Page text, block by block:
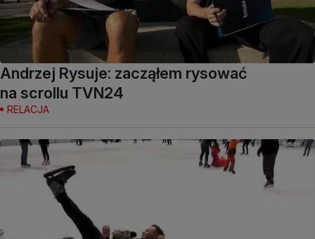
Andrzej Rysuje: zacząłem rysować
na scrollu TVN24
RELACJA